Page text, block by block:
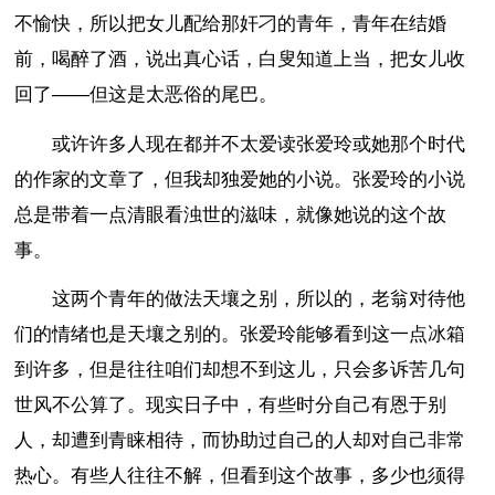
不愉快，所以把女儿配给那奸刁的青年，青年在结婚
前，喝醉了酒，说出真心话，白叟知道上当，把女儿收
回了——但这是太恶俗的尾巴。
或许许多人现在都并不太爱读张爱玲或她那个时代
的作家的文章了，但我却独爱她的小说。张爱玲的小说
总是带着一点清眼看浊世的滋味，就像她说的这个故
事。
这两个青年的做法天壤之别，所以的，老翁对待他
们的情绪也是天壤之别的。张爱玲能够看到这一点冰箱
到许多，但是往往咱们却想不到这儿，只会多诉苦几句
世风不公算了。现实日子中，有些时分自己有恩于别
人，却遭到青睐相待，而协助过自己的人却对自己非常
热心。有些人往往不解，但看到这个故事，多少也须得